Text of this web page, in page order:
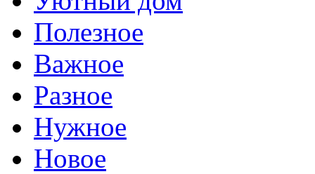
Полезное
Важное
Разное
Нужное
Новое